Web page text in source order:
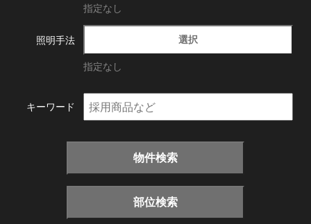
指定なし
照明手法 選択
指定なし
キーワード
物件検索
部位検索